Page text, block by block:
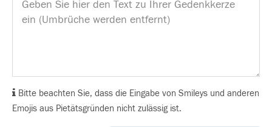
Bitte beachten Sie, dass die Eingabe von Smileys und anderen
Emojis aus Pietätsgründen nicht zulässig ist.